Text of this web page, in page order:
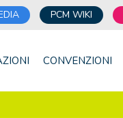
PCM WIKI
CONVENZIONI